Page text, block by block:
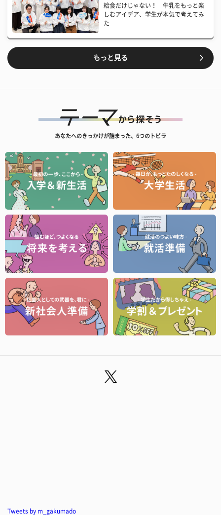
給食だけじゃない！ 牛乳をもっと楽
しむアイデア、学生が本気で考えてみ
た
もっと見る
あなたへのきっかけが詰まった、6つのトビラ
Tweets by m_gakumado